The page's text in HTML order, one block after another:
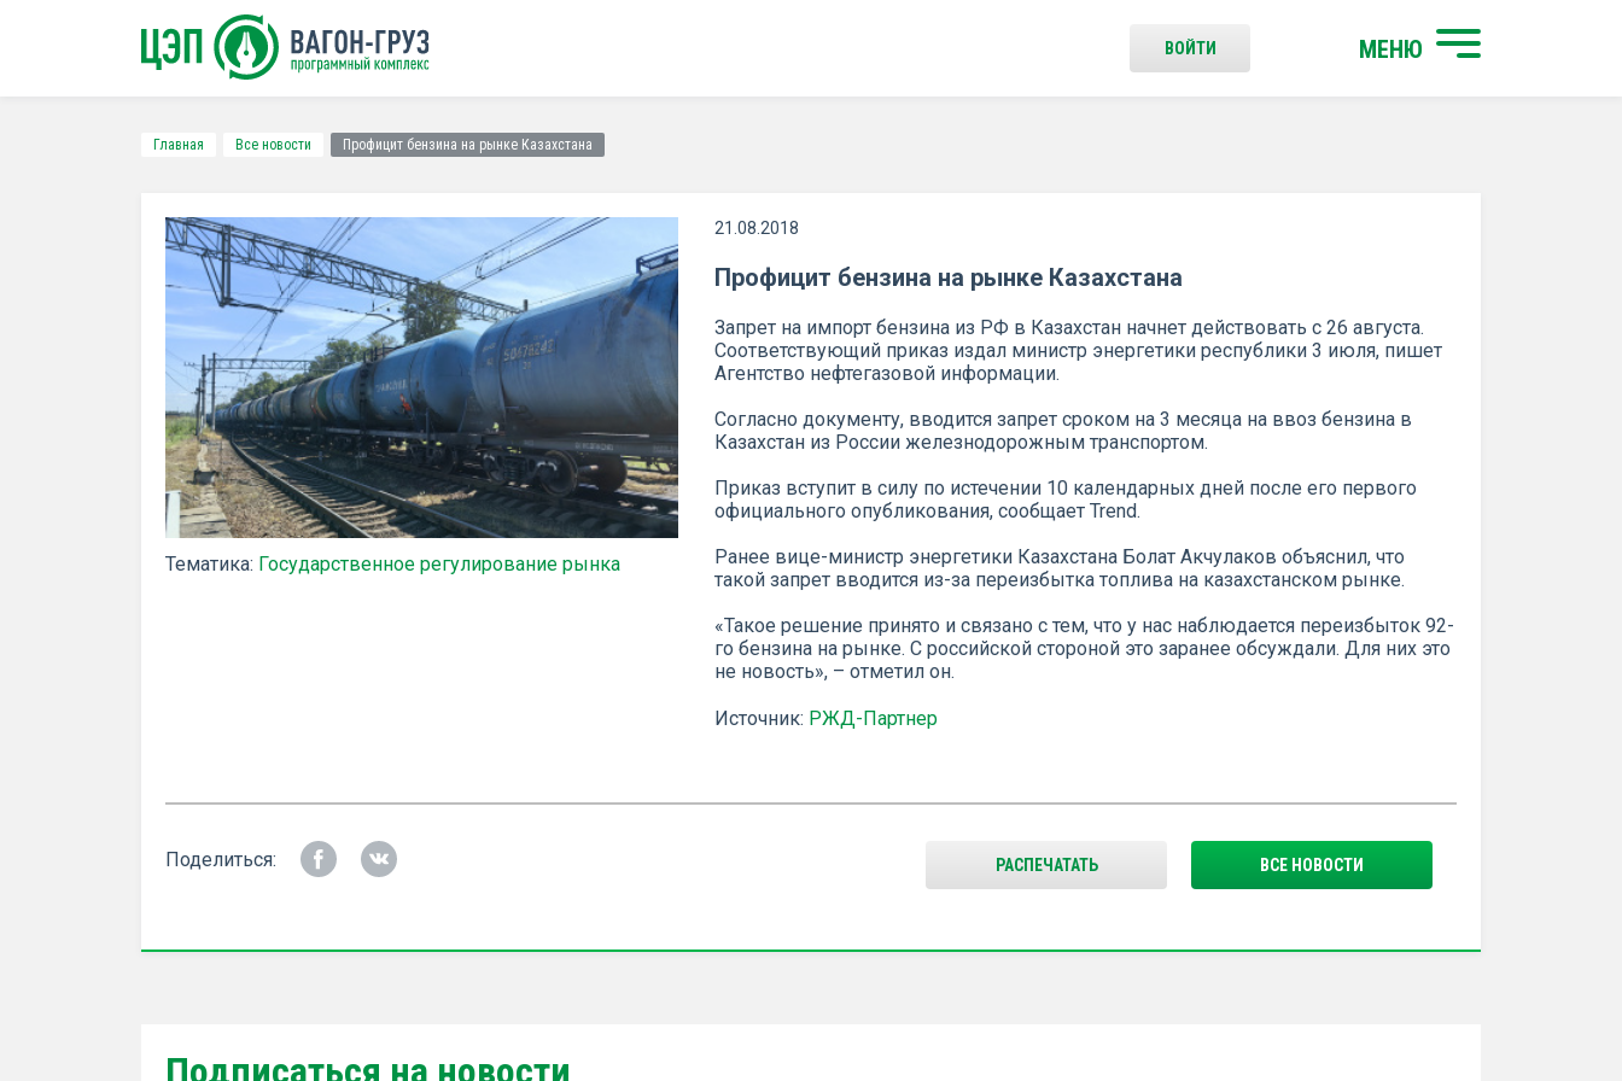
МЕНЮ
ВОЙТИ
Главная Все новости Профицит бензина на рынке Казахстана
Тематика: Государственное регулирование рынка
21.08.2018
Профицит бензина на рынке Казахстана
Запрет на импорт бензина из РФ в Казахстан начнет действовать с 26 августа.
Соответствующий приказ издал министр энергетики республики 3 июля, пишет
Агентство нефтегазовой информации.
Согласно документу, вводится запрет сроком на 3 месяца на ввоз бензина в
Казахстан из России железнодорожным транспортом.
Приказ вступит в силу по истечении 10 календарных дней после его первого
официального опубликования, сообщает Trend.
Ранее вице-министр энергетики Казахстана Болат Акчулаков объяснил, что
такой запрет вводится из-за переизбытка топлива на казахстанском рынке.
«Такое решение принято и связано с тем, что у нас наблюдается переизбыток 92-
го бензина на рынке. С российской стороной это заранее обсуждали. Для них это
не новость», – отметил он.
Источник: РЖД-Партнер
Поделиться: ВСЕ НОВОСТИ
РАСПЕЧАТАТЬ
Подписаться на новости